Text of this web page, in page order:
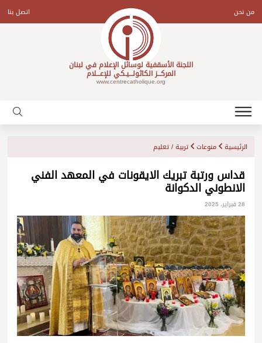
contentمن نحن اتصل بنا
اللجنة الأسقفية لوسائل الإعلام في لبنان
المركـــز الكاثولـــيـكي للإعـــلام
www.centrecatholique.org
الرئيسية منوعات تربية / تعليم
قداس ورتبة تبريك الايقونات في المعهد الفني
الانطوني الدكوانة
28 فبراير، 2025